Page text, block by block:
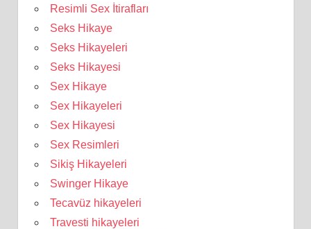
Resimli Sex İtirafları
Seks Hikaye
Seks Hikayeleri
Seks Hikayesi
Sex Hikaye
Sex Hikayeleri
Sex Hikayesi
Sex Resimleri
Sikiş Hikayeleri
Swinger Hikaye
Tecavüz hikayeleri
Travesti hikayeleri